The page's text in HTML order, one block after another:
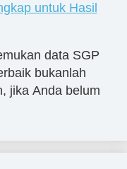
untuk Hasil
data SGP
bukanlah
jika Anda belum